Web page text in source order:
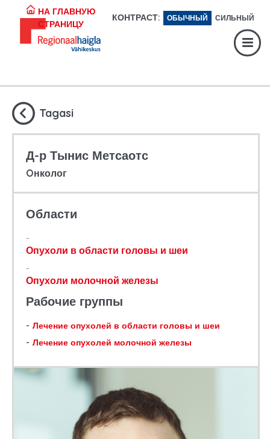
НА ГЛАВНУЮ
СТРАНИЦУ
КОНТРАСТ: ОБЫЧНЫЙ СИЛЬНЫЙ
Экстренная помощь:
Tagasi
Д-р Тынис Метсаотс
Oнколог
Области
Опухоли в области головы и шеи
Опухоли молочной железы
Рабочие группы
Лечение опухолей в области головы и шеи
Лечение опухолей молочной железы